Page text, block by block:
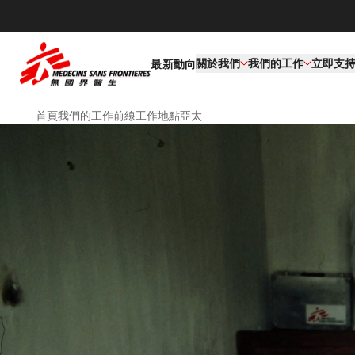
最新動向關於我們 我們的工作​ 立即支
首頁我們的工作前線工作地點亞太